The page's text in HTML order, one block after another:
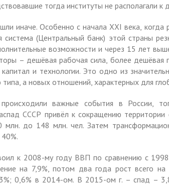
тогда институты не располагали к
иначе. Особенно с начала XXI века, когда
(Центральный банк) этой страны
возможности и через 15 лет
– дешёвая рабочая сила, более дешёвая
и технологии. Это одно из
а новых отношений, характерных для
важные события в России,
СССР привёл к сокращению
млн. до 148 млн. чел. Затем
к 2008-му году ВВП по сравнению с
на 7,9%, потом два года рост всего
0,6% в 2014-ом. В 2015-ом г. – спад –